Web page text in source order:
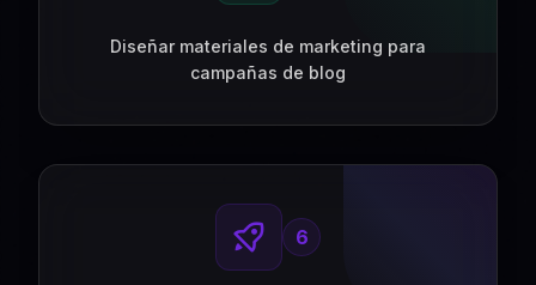
Diseñar materiales de marketing para
campañas de blog
6